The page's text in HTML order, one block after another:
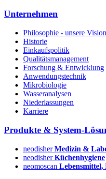
Unternehmen
Philosophie - unsere Vision
Historie
Einkaufspolitik
Qualitätsmanagement
Forschung & Entwicklung
Anwendungstechnik
Mikrobiologie
Wasseranalysen
Niederlassungen
Karriere
Produkte & System-
neodisherMedizin &
neodisherKüchenhygiene
neomoscan Lebensmittel,